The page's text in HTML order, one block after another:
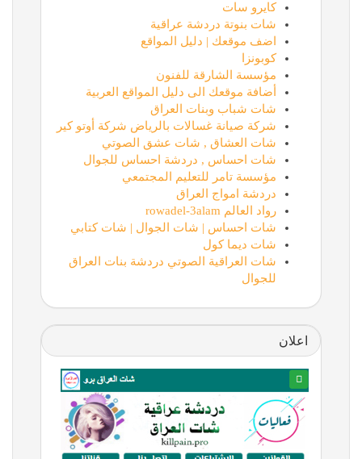
كايرو سات
شات بنوتة دردشة عراقية
اضف موقعك | دليل المواقع
كوبونزا
مؤسسة الشارقة للفنون
أضافة موقعك الى دليل المواقع العربية
شات شباب وبنات العراق
شركة صيانة غسالات بالرياض شركة أوتو كير
شات العشاق , شات عشق الصوتي
شات احساس , دردشة احساس للجوال
مؤسسة تامر للتعليم المجتمعي
دردشة امواج العراق
رواد العالم rowadel-3alam
شات احساس | شات الجوال | شات كتابي
شات ديما كول
شات العراقية الصوتي دردشة بنات العراق
للجوال
اعلان